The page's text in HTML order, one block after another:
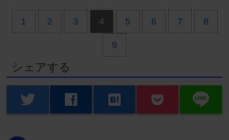
1 2 3 4 5 6 7 8
9
シェアする
twitter facebook hatenabookmark line